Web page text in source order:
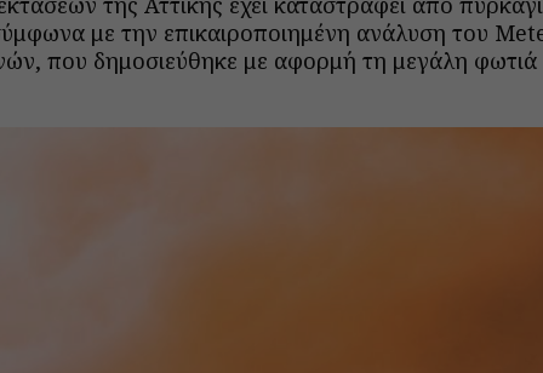
με την επικαιροποιημένη ανάλυση του
που δημοσιεύθηκε με αφορμή τη μεγάλη φωτιά